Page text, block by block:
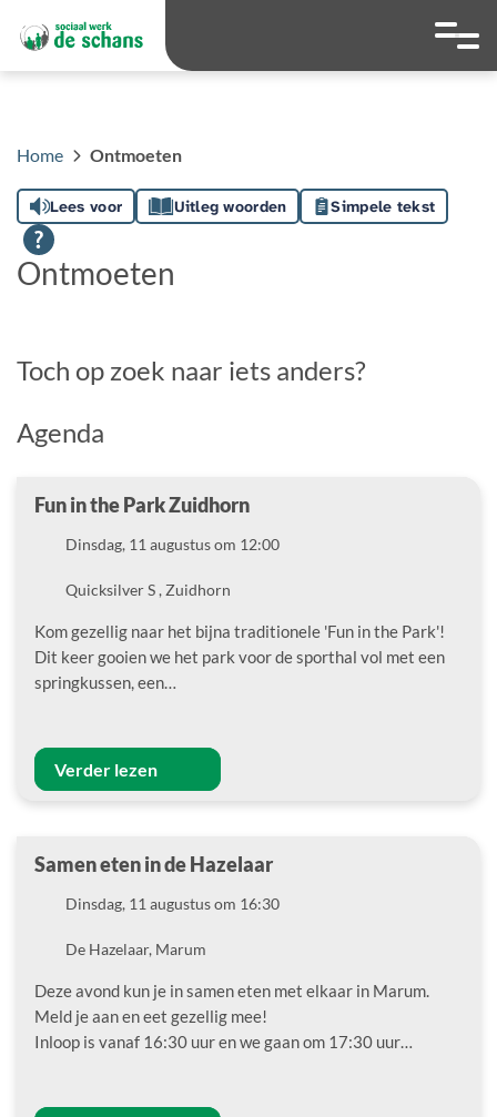
Hoog contrast
Ga naar
Home Ontmoeten
Lees voor Uitleg woorden Simpele tekst
Ontmoeten
Toch op zoek naar iets anders?
Agenda
Fun in the Park Zuidhorn
DatumDinsdag, 11 augustus om 12:00
LocatieQuicksilver S , Zuidhorn
Kom gezellig naar het bijna traditionele 'Fun in the Park'!
Dit keer gooien we het park voor de sporthal vol met een
springkussen, een…
Verder lezen
Samen eten in de Hazelaar
DatumDinsdag, 11 augustus om 16:30
LocatieDe Hazelaar, Marum
Deze avond kun je in samen eten met elkaar in Marum.
Meld je aan en eet gezellig mee!
Inloop is vanaf 16:30 uur en we gaan om 17:30 uur…